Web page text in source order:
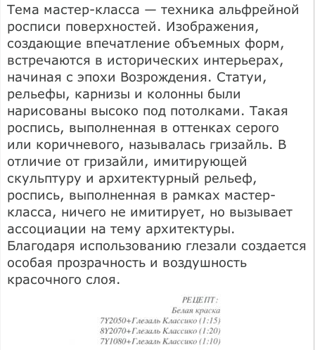
Тема мастер-класса — техника альфрейной
росписи поверхностей. Изображения,
создающие впечатление объемных форм,
встречаются в исторических интерьерах,
начиная с эпохи Возрождения. Статуи,
рельефы, карнизы и колонны были
нарисованы высоко под потолками. Такая
роспись, выполненная в оттенках серого
или коричневого, называлась гризайль. В
отличие от гризайли, имитирующей
скульптуру и архитектурный рельеф,
роспись, выполненная в рамках мастер-
класса, ничего не имитирует, но вызывает
ассоциации на тему архитектуры.
Благодаря использованию глезали создается
особая прозрачность и воздушность
красочного слоя.